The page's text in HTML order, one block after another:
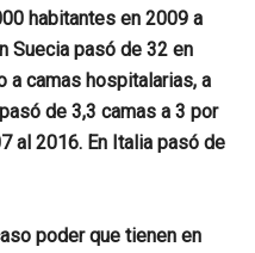
habitantes en 2009 a
Suecia pasó de 32 en
a camas hospitalarias, a
de 3,3 camas a 3 por
al 2016. En Italia pasó de
poder que tienen en